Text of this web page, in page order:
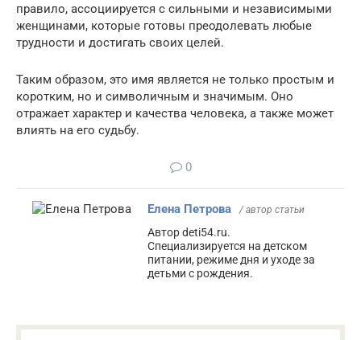
правило, ассоциируется с сильными и независимыми
женщинами, которые готовы преодолевать любые
трудности и достигать своих целей.
Таким образом, это имя является не только простым и
коротким, но и символичным и значимым. Оно
отражает характер и качества человека, а также может
влиять на его судьбу.
0
Елена Петрова / автор статьи
Автор deti54.ru.
Специализируется на детском
питании, режиме дня и уходе за
детьми с рождения.